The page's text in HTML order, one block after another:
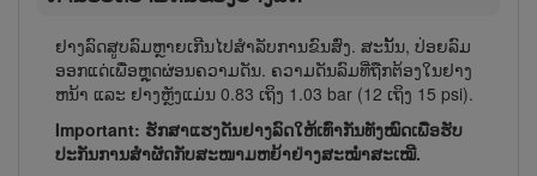
ຢາງລົດສູບ​ລົມ​ຫຼາຍເກີນໄປສຳລັບການຂົນສົ່ງ. ສະນັ້ນ, ປ່ອຍລົມ​
ອອກ​ແດ່ເພື່ອຫຼຸດຜ່ອນຄວາມດັນ. ຄວາມດັນລົມທີ່ຖືກຕ້ອງໃນຢາງ
ຫນ້າ ແລະ ຢາງຫຼັງແມ່ນ 0.83 ເຖິງ 1.03 bar (12 ເຖິງ 15 psi).
Important: ຮັກ​ສາ​ແຮງ​ດັນຢາງ​ລົດ​ໃຫ້​ເທົ່າ​ກັນ​ທັງ​ໝົດ​ເພື່ອຮັບ​
ປະ​ກັນ​ການ​ສຳຜັດ​ກັບ​ສະ​ໜາມ​ຫຍ້າ​ຢ່າງ​ສະ​ໝ່ຳ​ສະ​ເໝີ.